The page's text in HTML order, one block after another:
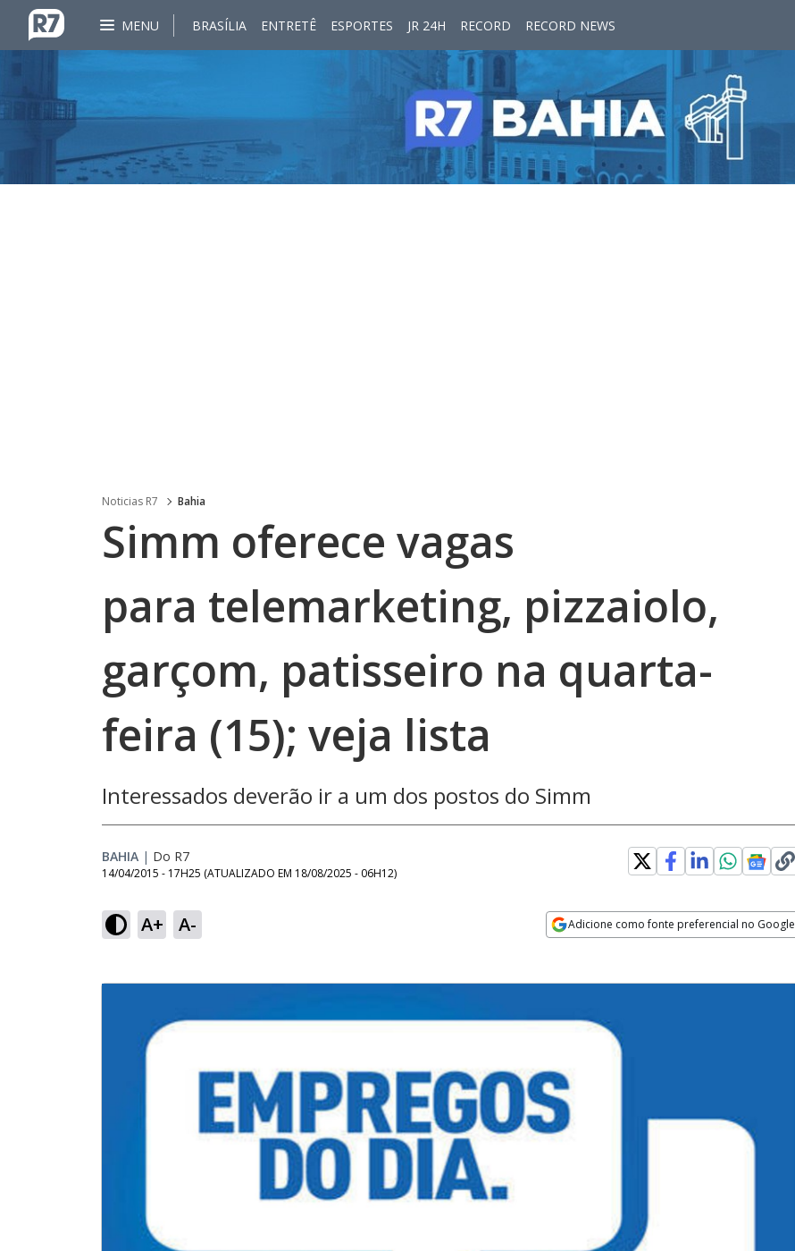
MENU BRASÍLIA ENTRETÊ ESPORTES JR 24H RECORD RECORD NEWS
Noticias R7 Bahia
Simm oferece vagas
para telemarketing, pizzaiolo,
garçom, patisseiro na quarta-
feira (15); veja lista
Interessados deverão ir a um dos postos do Simm
BAHIA | Do R7
14/04/2015 - 17H25 (ATUALIZADO EM 18/08/2025 - 06H12)
A+ A- Adicione como fonte preferencial no Google